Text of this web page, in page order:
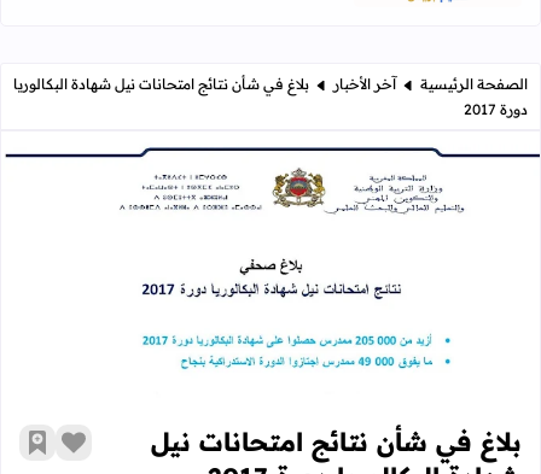
الصفحة الرئيسية آخر الأخبار
بلاغ في شأن نتائج امتحانات نيل شهادة البكالوريا
دورة 2017
بلاغ في شأن نتائج امتحانات نيل شهادة
بلاغ في شأن نتائج امتحانات نيل
زر أضف